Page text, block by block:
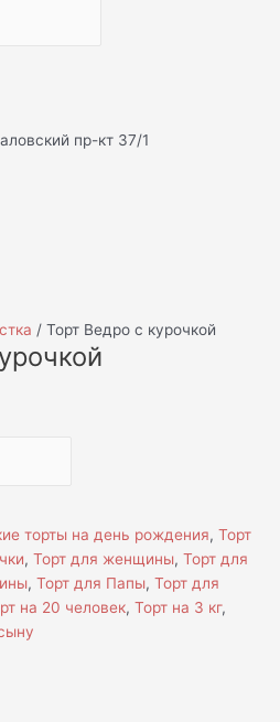
пр-кт 37/1
/ Торт Ведро с курочкой
торты на день рождения, Торт
, Торт для женщины, Торт для
, Торт для Папы, Торт для
на 20 человек, Торт на 3 кг,